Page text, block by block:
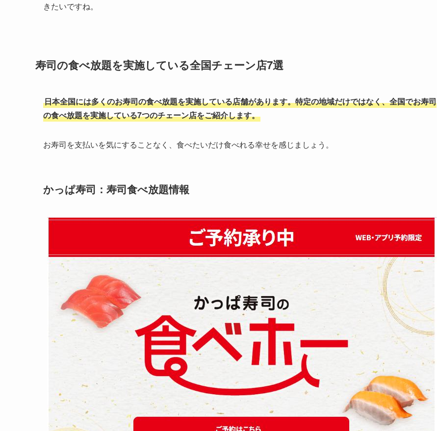
きたいですね。
寿司の食べ放題を実施している全国チェーン店7選
日本全国には多くのお寿司の食べ放題を実施している店舗があります。特定の地域だけではなく、全国でお寿司
の食べ放題を実施している7つのチェーン店をご紹介します。
お寿司を支払いを気にすることなく、食べたいだけ食べれる幸せを感じましょう。
かっぱ寿司：寿司食べ放題情報